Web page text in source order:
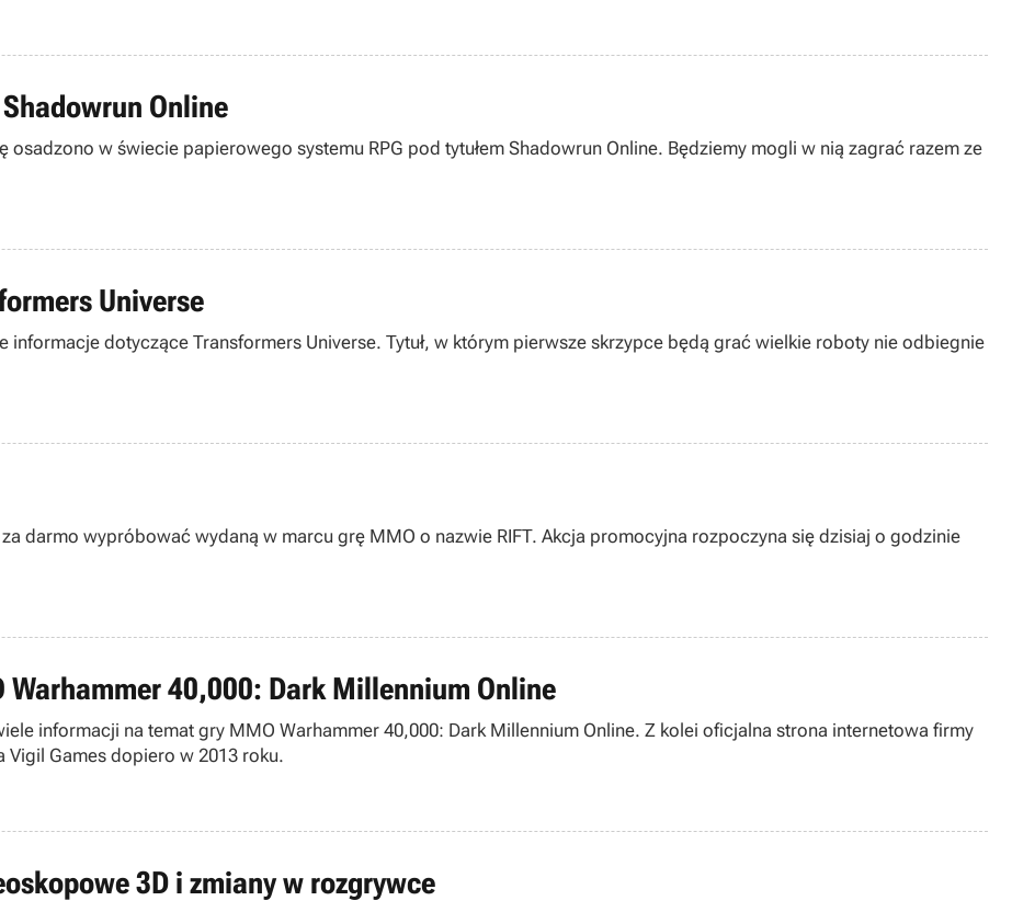
Online
w świecie papierowego systemu RPG pod tytułem Shadowrun Online. Będziemy mogli w nią zagrać razem ze
Universe
informacje dotyczące Transformers Universe. Tytuł, w którym pierwsze skrzypce będą grać wielkie roboty nie odbiegnie
darmo wypróbować wydaną w marcu grę MMO o nazwie RIFT. Akcja promocyjna rozpoczyna się dzisiaj o godzinie
40,000: Dark Millennium Online
informacji na temat gry MMO Warhammer 40,000: Dark Millennium Online. Z kolei oficjalna strona internetowa firmy
Games dopiero w 2013 roku.
3D i zmiany w rozgrywce